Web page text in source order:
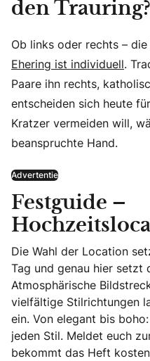
den Trauring?
Ob links oder rechts –
Ehering ist individuell.
Paare ihn rechts,
entscheiden sich heute
Kratzer vermeiden will,
beanspruchte Hand.
Advertentie
Festguide –
Die Wahl der Location
Tag und genau hier setzt
Atmosphärische
vielfältige Stilrichtungen
ein. Von elegant bis
jeden Stil. Meldet euch
bekommt das Heft